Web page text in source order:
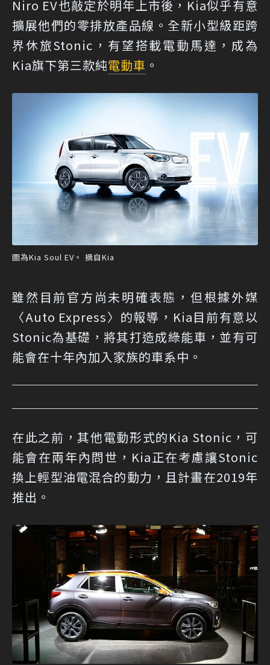
Niro EV也敲定於明年上市後，Kia似乎有意
擴展他們的零排放產品線。全新小型級距跨
界休旅Stonic，有望搭載電動馬達，成為
Kia旗下第三款純電動車 。
圖為Kia Soul EV。 摘自Kia
雖然目前官方尚未明確表態，但根據外媒
〈Auto Express〉的報導，Kia目前有意以
Stonic為基礎，將其打造成綠能車，並有可
能會在十年內加入家族的車系中。
在此之前，其他電動形式的Kia Stonic，可
能會在兩年內問世，Kia正在考慮讓Stonic
換上輕型油電混合的動力，且計畫在2019年
推出。